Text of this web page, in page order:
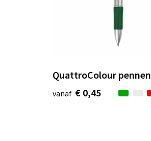
QuattroColour pennen
vanaf € 0,45